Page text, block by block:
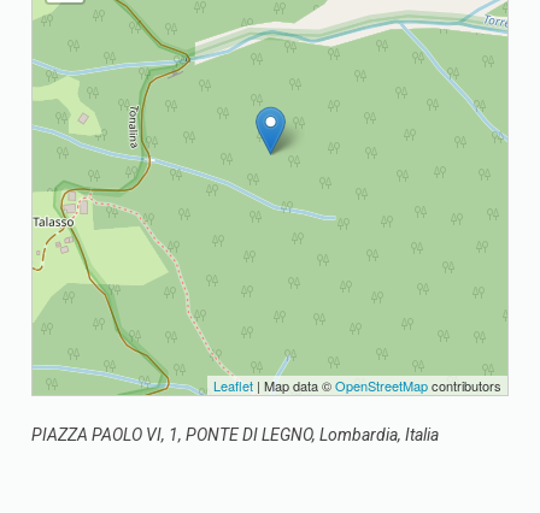
Leaflet | Map data ©OpenStreetMapcontributors
PIAZZA PAOLO VI, 1, PONTE DI LEGNO, Lombardia, Italia